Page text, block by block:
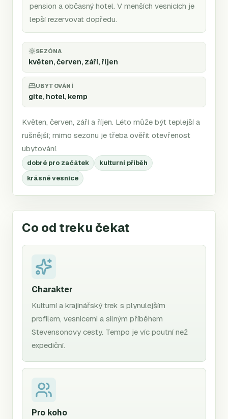
pension a občasný hotel. V menších vesnicích je
lepší rezervovat dopředu.
SEZÓNA
květen, červen, září, říjen
UBYTOVÁNÍ
gite, hotel, kemp
Květen, červen, září a říjen. Léto může být teplejší a
rušnější; mimo sezonu je třeba ověřit otevřenost
ubytování.
dobré pro začátek
kulturní příběh
krásné vesnice
Co od treku čekat
Charakter
Kulturní a krajinářský trek s plynulejším
profilem, vesnicemi a silným příběhem
Stevensonovy cesty. Tempo je víc poutní než
expediční.
Pro koho